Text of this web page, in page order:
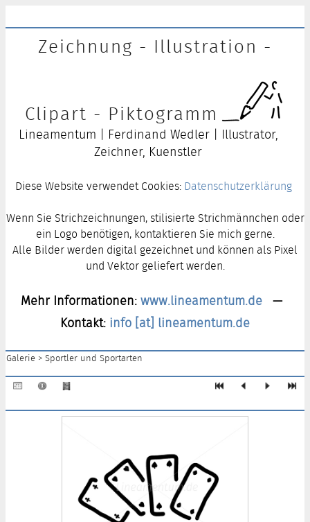
Zeichnung - Illustration -
Clipart - Piktogramm
Lineamentum | Ferdinand Wedler | Illustrator,
Zeichner, Kuenstler
Diese Website verwendet Cookies: Datenschutzerklärung
Wenn Sie Strichzeichnungen, stilisierte Strichmännchen oder
ein Logo benötigen, kontaktieren Sie mich gerne.
Alle Bilder werden digital gezeichnet und können als Pixel
und Vektor geliefert werden.
Mehr Informationen:www.lineamentum.de —
Kontakt: info [at] lineamentum.de
Galerie > Sportler und Sportarten